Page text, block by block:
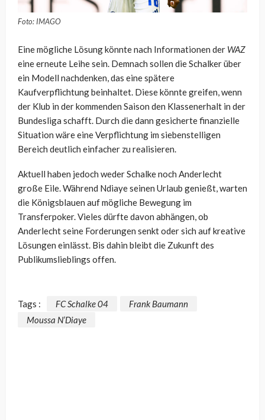
Foto: IMAGO
Eine mögliche Lösung könnte nach Informationen der WAZ
eine erneute Leihe sein. Demnach sollen die Schalker über
ein Modell nachdenken, das eine spätere
Kaufverpflichtung beinhaltet. Diese könnte greifen, wenn
der Klub in der kommenden Saison den Klassenerhalt in der
Bundesliga schafft. Durch die dann gesicherte finanzielle
Situation wäre eine Verpflichtung im siebenstelligen
Bereich deutlich einfacher zu realisieren.
Aktuell haben jedoch weder Schalke noch Anderlecht
große Eile. Während Ndiaye seinen Urlaub genießt, warten
die Königsblauen auf mögliche Bewegung im
Transferpoker. Vieles dürfte davon abhängen, ob
Anderlecht seine Forderungen senkt oder sich auf kreative
Lösungen einlässt. Bis dahin bleibt die Zukunft des
Publikumslieblings offen.
Tags : FC Schalke 04
Frank Baumann
Moussa N’Diaye